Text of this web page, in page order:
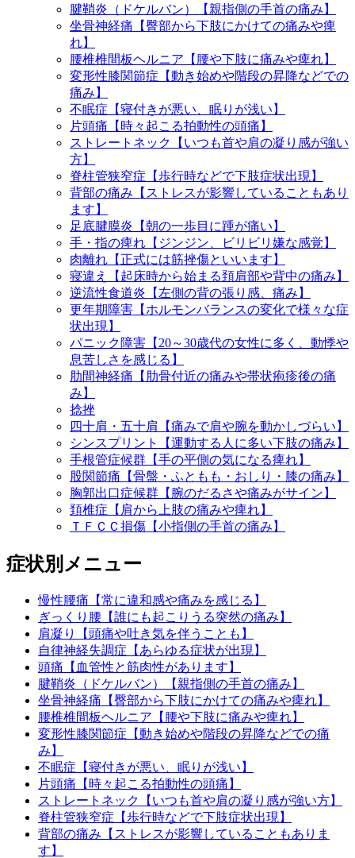
腱鞘炎（ドケルバン）【親指側の手首の痛み】
坐骨神経痛【臀部から下肢にかけての痛みや痺
れ】
腰椎椎間板ヘルニア【腰や下肢に痛みや痺れ】
変形性膝関節症【動き始めや階段の昇降などでの
痛み】
不眠症【寝付きが悪い、眠りが浅い】
片頭痛【時々起こる拍動性の頭痛】
ストレートネック【いつも首や肩の凝り感が強い
方】
脊柱管狭窄症【歩行時などで下肢症状出現】
背部の痛み【ストレスが影響していることもあり
ます】
足底腱膜炎【朝の一歩目に踵が痛い】
手・指の痺れ【ジンジン、ビリビリ嫌な感覚】
肉離れ【正式には筋挫傷といいます】
寝違え【起床時から始まる頚肩部や背中の痛み】
逆流性食道炎【左側の背の張り感、痛み】
更年期障害【ホルモンバランスの変化で様々な症
状出現】
パニック障害【20～30歳代の女性に多く、動悸や
息苦しさを感じる】
肋間神経痛【肋骨付近の痛みや帯状疱疹後の痛
み】
捻挫
四十肩・五十肩【痛みで肩や腕を動かしづらい】
シンスプリント【運動する人に多い下肢の痛み】
手根管症候群【手の平側の気になる痺れ】
股関節痛【骨盤・ふともも・おしり・膝の痛み】
胸郭出口症候群【腕のだるさや痛みがサイン】
頚椎症【肩から上肢の痛みや痺れ】
ＴＦＣＣ損傷【小指側の手首の痛み】
症状別メニュー
慢性腰痛【常に違和感や痛みを感じる】
ぎっくり腰【誰にも起こりうる突然の痛み】
肩凝り【頭痛や吐き気を伴うことも】
自律神経失調症【あらゆる症状が出現】
頭痛【血管性と筋肉性があります】
腱鞘炎（ドケルバン）【親指側の手首の痛み】
坐骨神経痛【臀部から下肢にかけての痛みや痺れ】
腰椎椎間板ヘルニア【腰や下肢に痛みや痺れ】
変形性膝関節症【動き始めや階段の昇降などでの痛
み】
不眠症【寝付きが悪い、眠りが浅い】
片頭痛【時々起こる拍動性の頭痛】
ストレートネック【いつも首や肩の凝り感が強い方】
脊柱管狭窄症【歩行時などで下肢症状出現】
背部の痛み【ストレスが影響していることもありま
す】